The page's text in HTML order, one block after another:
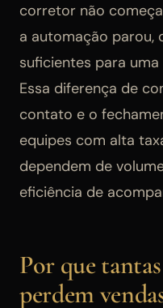
corretor não
a automação parou,
suficientes para
Essa diferença de
contato e o
equipes com alta
dependem de
eficiência de
Por que
perdem